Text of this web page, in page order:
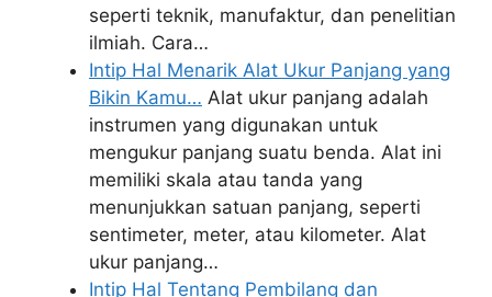
seperti teknik, manufaktur, dan penelitian
ilmiah. Cara…
Intip Hal Menarik Alat Ukur Panjang yang
Bikin Kamu… Alat ukur panjang adalah
instrumen yang digunakan untuk
mengukur panjang suatu benda. Alat ini
memiliki skala atau tanda yang
menunjukkan satuan panjang, seperti
sentimeter, meter, atau kilometer. Alat
ukur panjang…
Intip Hal Tentang Pembilang dan